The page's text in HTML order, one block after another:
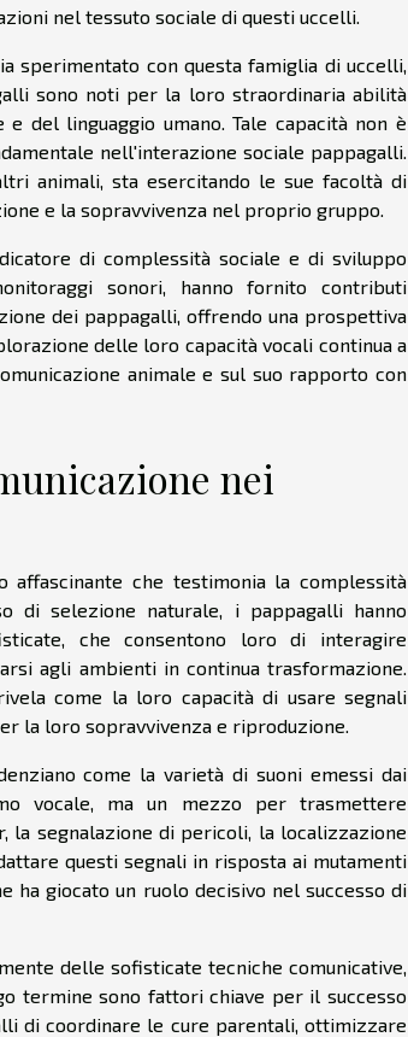
nel tessuto sociale di questi uccelli.
sperimentato con questa famiglia di uccelli,
sono noti per la loro straordinaria abilità
del linguaggio umano. Tale capacità non è
nell'interazione sociale pappagalli.
animali, sta esercitando le sue facoltà di
e la sopravvivenza nel proprio gruppo.
di complessità sociale e di sviluppo
sonori, hanno fornito contributi
dei pappagalli, offrendo una prospettiva
delle loro capacità vocali continua a
animale e sul suo rapporto con
nei
affascinante che testimonia la complessità
di selezione naturale, i pappagalli hanno
che consentono loro di interagire
agli ambienti in continua trasformazione.
come la loro capacità di usare segnali
la loro sopravvivenza e riproduzione.
come la varietà di suoni emessi dai
vocale, ma un mezzo per trasmettere
segnalazione di pericoli, la localizzazione
questi segnali in risposta ai mutamenti
giocato un ruolo decisivo nel successo di
delle sofisticate tecniche comunicative,
termine sono fattori chiave per il successo
di coordinare le cure parentali, ottimizzare